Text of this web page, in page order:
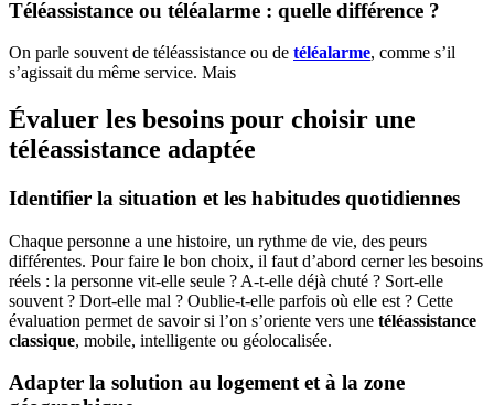
Téléassistance ou téléalarme : quelle différence ?
On parle souvent de téléassistance ou de téléalarme, comme s’il
s’agissait du même service. Mais
Évaluer les besoins pour choisir une
téléassistance adaptée
Identifier la situation et les habitudes quotidiennes
Chaque personne a une histoire, un rythme de vie, des peurs
différentes. Pour faire le bon choix, il faut d’abord cerner les besoins
réels : la personne vit-elle seule ? A-t-elle déjà chuté ? Sort-elle
souvent ? Dort-elle mal ? Oublie-t-elle parfois où elle est ? Cette
évaluation permet de savoir si l’on s’oriente vers une téléassistance
classique, mobile, intelligente ou géolocalisée.
Adapter la solution au logement et à la zone